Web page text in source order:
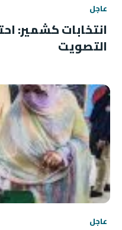
عاجل
انتخابات كشمير:
التصويت
عاجل